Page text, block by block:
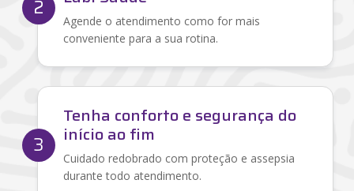
2
Agende o atendimento como for mais
conveniente para a sua rotina.
3
Tenha conforto e segurança do
início ao fim
Cuidado redobrado com proteção e assepsia
durante todo atendimento.